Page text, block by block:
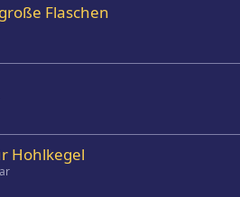
Flaschen
Hohlkegel